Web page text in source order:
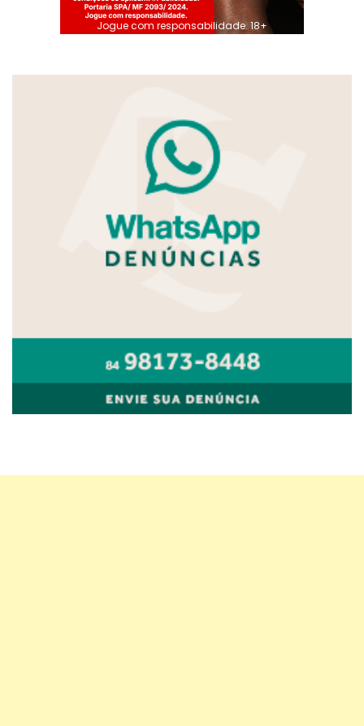
Jogue com responsabilidade. 18+